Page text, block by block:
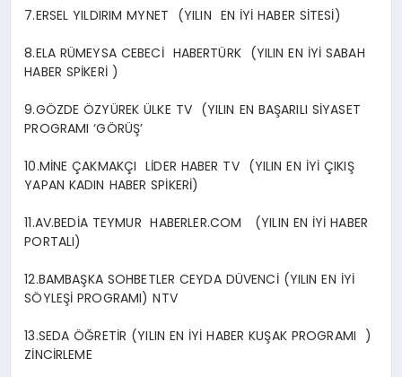
7.ERSEL YILDIRIM MYNET (YILIN EN İYİ HABER SİTESİ)
8.ELA RÜMEYSA CEBECİ HABERTÜRK (YILIN EN İYİ SABAH
HABER SPİKERİ )
9.GÖZDE ÖZYÜREK ÜLKE TV (YILIN EN BAŞARILI SİYASET
PROGRAMI ‘GÖRÜŞ’
10.MİNE ÇAKMAKÇI LİDER HABER TV (YILIN EN İYİ ÇIKIŞ
YAPAN KADIN HABER SPİKERİ)
11.AV.BEDİA TEYMUR HABERLER.COM (YILIN EN İYİ HABER
PORTALI)
12.BAMBAŞKA SOHBETLER CEYDA DÜVENCİ (YILIN EN İYİ
SÖYLEŞİ PROGRAMI) NTV
13.SEDA ÖĞRETİR (YILIN EN İYİ HABER KUŞAK PROGRAMI )
ZİNCİRLEME